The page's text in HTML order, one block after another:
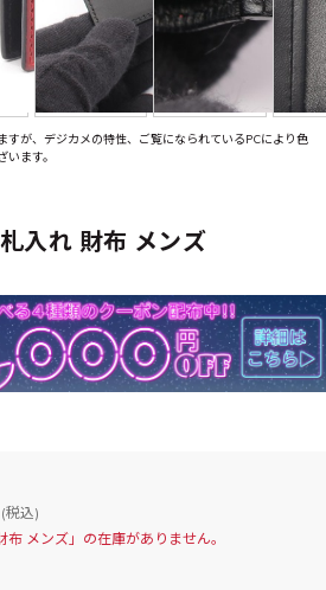
が、デジカメの特性、ご覧になられているPCにより色
ます。
入れ 財布 メンズ
(税込)
布 メンズ」の在庫がありません。